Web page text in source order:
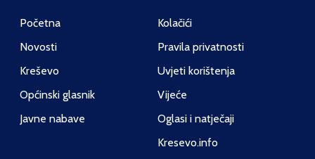
Početna
Novosti
Kreševo
Općinski glasnik
Javne nabave
Kolačići
Pravila privatnosti
Uvjeti korištenja
Vijeće
Oglasi i natječaji
Kresevo.info